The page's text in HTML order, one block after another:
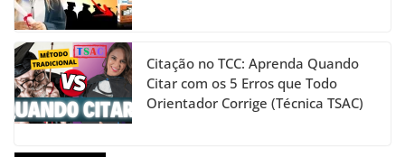
Citação no TCC: Aprenda Quando
Citar com os 5 Erros que Todo
Orientador Corrige (Técnica TSAC)